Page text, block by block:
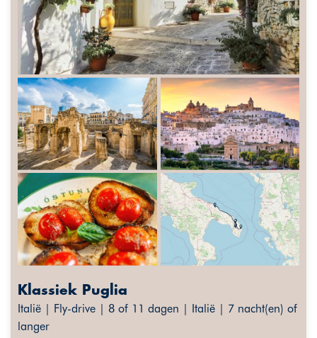
Klassiek Puglia
Italië | Fly-drive | 8 of 11 dagen | Italië | 7 nacht(en) of
langer